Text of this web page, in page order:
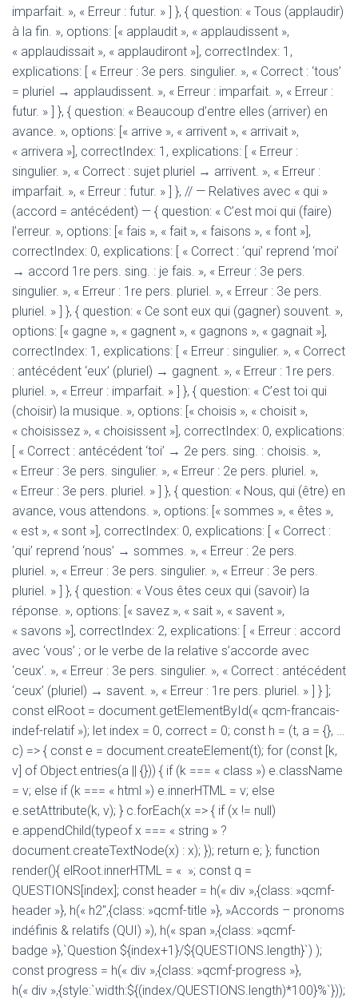
imparfait. », « Erreur : futur. » ] }, { question: « Tous (applaudir)
à la fin. », options: [« applaudit », « applaudissent »,
« applaudissait », « applaudiront »], correctIndex: 1,
explications: [ « Erreur : 3e pers. singulier. », « Correct : ‘tous’
= pluriel → applaudissent. », « Erreur : imparfait. », « Erreur :
futur. » ] }, { question: « Beaucoup d’entre elles (arriver) en
avance. », options: [« arrive », « arrivent », « arrivait »,
« arrivera »], correctIndex: 1, explications: [ « Erreur :
singulier. », « Correct : sujet pluriel → arrivent. », « Erreur :
imparfait. », « Erreur : futur. » ] }, // — Relatives avec « qui »
(accord = antécédent) — { question: « C’est moi qui (faire)
l’erreur. », options: [« fais », « fait », « faisons », « font »],
correctIndex: 0, explications: [ « Correct : ‘qui’ reprend ‘moi’
→ accord 1re pers. sing. : je fais. », « Erreur : 3e pers.
singulier. », « Erreur : 1re pers. pluriel. », « Erreur : 3e pers.
pluriel. » ] }, { question: « Ce sont eux qui (gagner) souvent. »,
options: [« gagne », « gagnent », « gagnons », « gagnait »],
correctIndex: 1, explications: [ « Erreur : singulier. », « Correct
: antécédent ‘eux’ (pluriel) → gagnent. », « Erreur : 1re pers.
pluriel. », « Erreur : imparfait. » ] }, { question: « C’est toi qui
(choisir) la musique. », options: [« choisis », « choisit »,
« choisissez », « choisissent »], correctIndex: 0, explications:
[ « Correct : antécédent ‘toi’ → 2e pers. sing. : choisis. »,
« Erreur : 3e pers. singulier. », « Erreur : 2e pers. pluriel. »,
« Erreur : 3e pers. pluriel. » ] }, { question: « Nous, qui (être) en
avance, vous attendons. », options: [« sommes », « êtes »,
« est », « sont »], correctIndex: 0, explications: [ « Correct :
‘qui’ reprend ‘nous’ → sommes. », « Erreur : 2e pers.
pluriel. », « Erreur : 3e pers. singulier. », « Erreur : 3e pers.
pluriel. » ] }, { question: « Vous êtes ceux qui (savoir) la
réponse. », options: [« savez », « sait », « savent »,
« savons »], correctIndex: 2, explications: [ « Erreur : accord
avec ‘vous’ ; or le verbe de la relative s’accorde avec
‘ceux’. », « Erreur : 3e pers. singulier. », « Correct : antécédent
‘ceux’ (pluriel) → savent. », « Erreur : 1re pers. pluriel. » ] } ];
const elRoot = document.getElementById(« qcm-francais-
indef-relatif »); let index = 0, correct = 0; const h = (t, a = {}, …
c) => { const e = document.createElement(t); for (const [k,
v] of Object.entries(a || {})) { if (k === « class ») e.className
= v; else if (k === « html ») e.innerHTML = v; else
e.setAttribute(k, v); } c.forEach(x => { if (x != null)
e.appendChild(typeof x === « string » ?
document.createTextNode(x) : x); }); return e; }; function
render(){ elRoot.innerHTML = « »; const q =
QUESTIONS[index]; const header = h(« div »,{class: »qcmf-
header »}, h(« h2″,{class: »qcmf-title »}, »Accords – pronoms
indéfinis & relatifs (QUI) »), h(« span »,{class: »qcmf-
badge »},`Question ${index+1}/${QUESTIONS.length}`) );
const progress = h(« div »,{class: »qcmf-progress »},
h(« div »,{style:`width:${(index/QUESTIONS.length)*100}%`}));